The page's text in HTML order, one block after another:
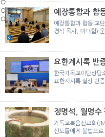
노르웨이 재판이 남긴 흔적
정통의 가면을 쓴 박옥수
일본 통일교, 해산명령 이
여호와의 증인 2세와 학교
「현대종교」, 주님의교회
노르웨이 재판이 남긴 흔적
정통의 가면을 쓴 박옥수
예장통합과 합
회 탈퇴
예장통합과 합동 교
경식 목사, 이대협)
요한계시록 반
한국기독교이단상담
요한계시록 실상 반
정명석, 월명수
기독교복음선교회
신도들에게 불법으